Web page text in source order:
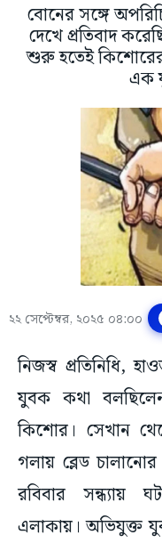
বোনের সঙ্গে
দেখে প্রতিবাদ
শুরু হতেই
এক
২২ সেপ্টেম্বর, ২০২৫ ০৪:০০
নিজস্ব প্রতিনিধি,
যুবক কথা
কিশোর। সেখান
গলায় ব্লেড
রবিবার সন্ধ্যায়
এলাকায়। অভিযুক্ত